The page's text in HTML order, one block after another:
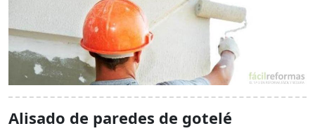
Alisado de paredes de gotelé